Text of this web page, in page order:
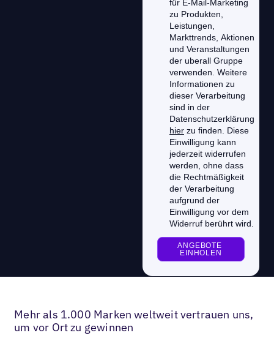
Mehr als 1.000 Marken weltweit vertrauen uns,
um vor Ort zu gewinnen